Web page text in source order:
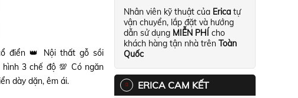
điển 👑 Nội thất gỗ sồi
3 chế độ 💯 Có ngăn
dày dặn, êm ái.
Nhân viên kỹ thuật của Erica tự
vận chuyển, lắp đặt và hướng
dẫn sử dụng MIỄN PHÍ cho
khách hàng tận nhà trên Toàn
Quốc
ERICA CAM KẾT